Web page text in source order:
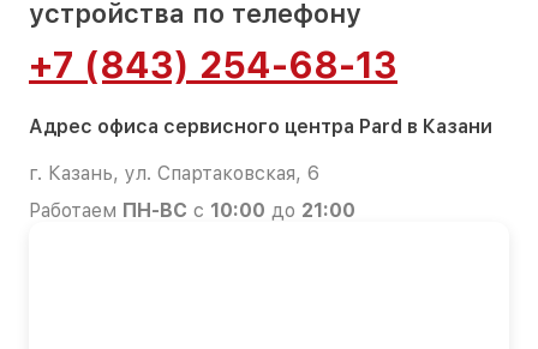
устройства по телефону
+7 (843) 254-68-13
Адрес офиса сервисного центра Pard в Казани
г. Казань, ул. Спартаковская, 6
Работаем ПН-ВС с 10:00 до 21:00